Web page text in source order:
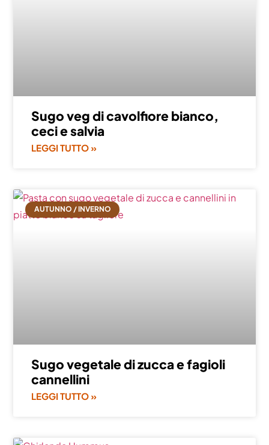
Sugo veg di cavolfiore bianco,
ceci e salvia
LEGGI TUTTO »
AUTUNNO / INVERNO
Sugo vegetale di zucca e fagioli
cannellini
LEGGI TUTTO »